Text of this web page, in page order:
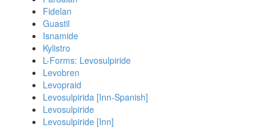
Fidelan
Guastil
Isnamide
Kylistro
L-Forms: Levosulpiride
Levobren
Levopraid
Levosulpirida [Inn-Spanish]
Levosulpiride
Levosulpiride [Inn]